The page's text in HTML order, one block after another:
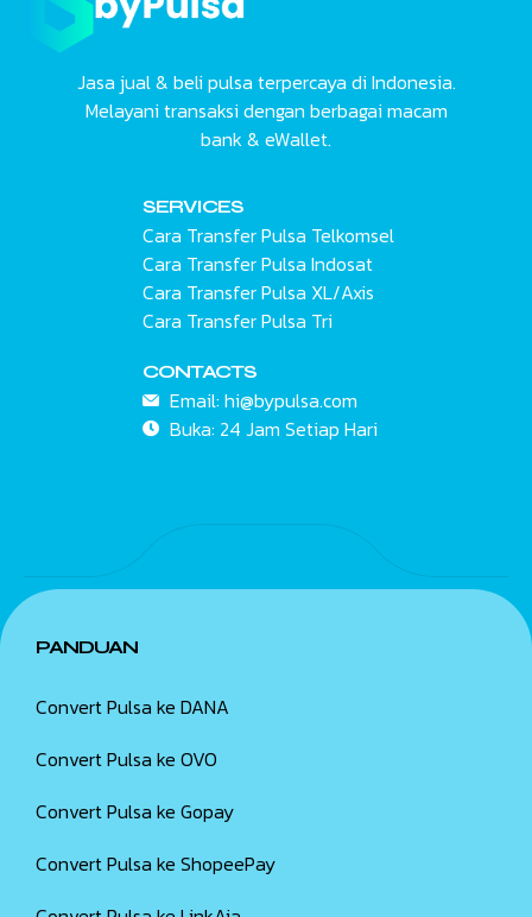
Jasa jual & beli pulsa terpercaya di Indonesia.
Melayani transaksi dengan berbagai macam
bank & eWallet.
SERVICES
Cara Transfer Pulsa Telkomsel
Cara Transfer Pulsa Indosat
Cara Transfer Pulsa XL/Axis
Cara Transfer Pulsa Tri
CONTACTS
Email: hi@bypulsa.com
Buka: 24 Jam Setiap Hari
PANDUAN
Convert Pulsa ke DANA
Convert Pulsa ke OVO
Convert Pulsa ke Gopay
Convert Pulsa ke ShopeePay